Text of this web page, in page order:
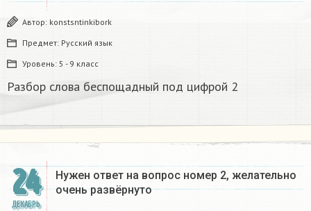
Автор: konstsntinkibork
Предмет: Русский язык
Уровень: 5 - 9 класс
Разбор слова беспощадный под цифрой 2
24
ДЕКАБРЬ
Нужен ответ на вопрос номер 2, желательно
очень развёрнуто